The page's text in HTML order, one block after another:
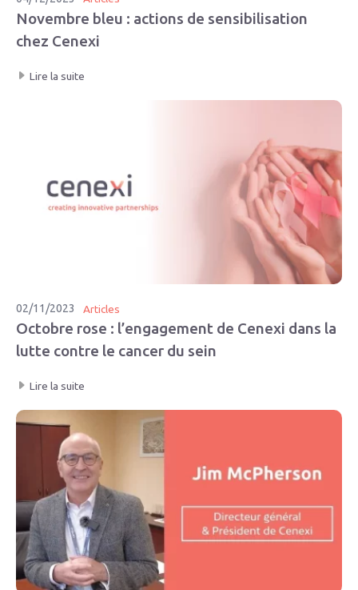
Novembre bleu : actions de sensibilisation
chez Cenexi
Lire la suite
02/11/2023 Articles
Octobre rose : l’engagement de Cenexi dans la
lutte contre le cancer du sein
Lire la suite